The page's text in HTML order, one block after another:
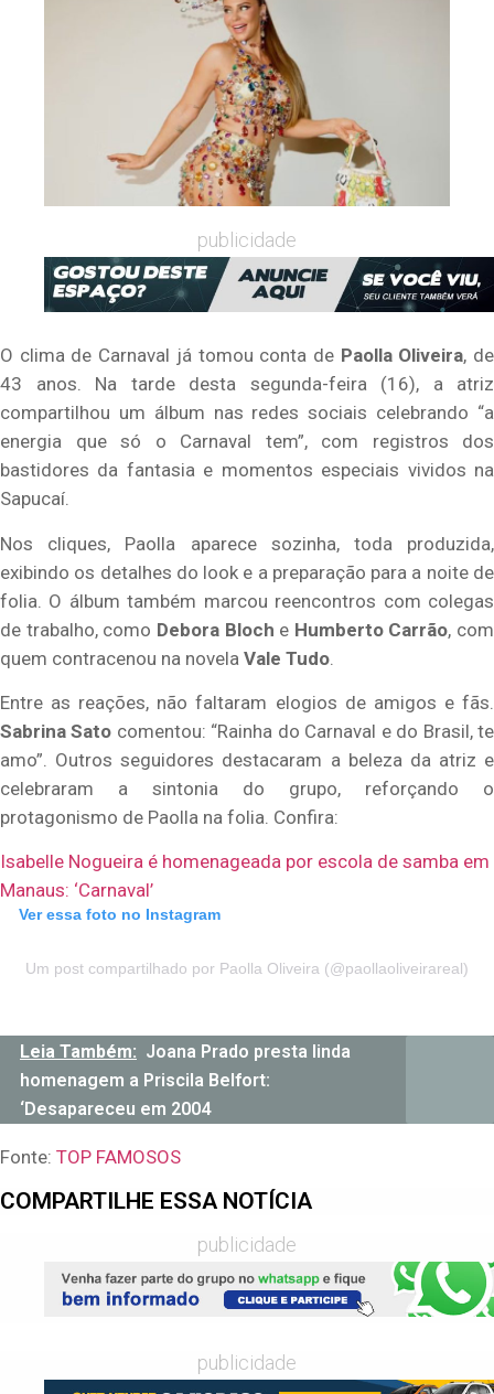
publicidade
O clima de Carnaval já tomou conta de Paolla Oliveira, de
43 anos. Na tarde desta segunda-feira (16), a atriz
compartilhou um álbum nas redes sociais celebrando “a
energia que só o Carnaval tem”, com registros dos
bastidores da fantasia e momentos especiais vividos na
Sapucaí.
Nos cliques, Paolla aparece sozinha, toda produzida,
exibindo os detalhes do look e a preparação para a noite de
folia. O álbum também marcou reencontros com colegas
de trabalho, como Debora Bloch e Humberto Carrão, com
quem contracenou na novela Vale Tudo
Entre as reações, não faltaram elogios de amigos e fãs.
Sabrina Sato comentou: “Rainha do Carnaval e do Brasil, te
amo”. Outros seguidores destacaram a beleza da atriz e
celebraram a sintonia do grupo, reforçando o
protagonismo de Paolla na folia. Confira:
Isabelle Nogueira é homenageada por escola de samba em
Manaus: ‘Carnaval’
Ver essa foto no Instagram
Um post compartilhado por Paolla Oliveira (@paollaoliveirareal)
Leia Também: Joana Prado presta linda
homenagem a Priscila Belfort:
‘Desapareceu em 2004
Fonte: TOP FAMOSOS
COMPARTILHE ESSA NOTÍCIA
publicidade
publicidade